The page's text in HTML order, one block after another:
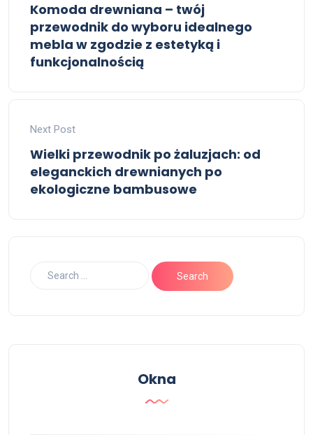
Komoda drewniana – twój
przewodnik do wyboru idealnego
mebla w zgodzie z estetyką i
funkcjonalnością
Next Post
Wielki przewodnik po żaluzjach: od
eleganckich drewnianych po
ekologiczne bambusowe
Okna